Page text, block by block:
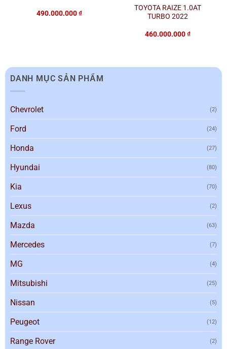
490.000.000₫
TOYOTA RAIZE 1.0AT
TURBO 2022
460.000.000₫
DANH MỤC SẢN PHẨM
Chevrolet (2)
Ford (24)
Honda (27)
Hyundai (80)
Kia (70)
Lexus (2)
Mazda (63)
Mercedes (7)
MG (4)
Mitsubishi (25)
Nissan (5)
Peugeot (12)
Range Rover (2)